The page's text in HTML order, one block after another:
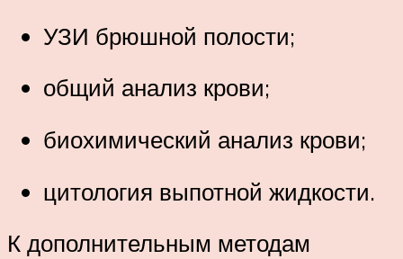
УЗИ брюшной полости;
общий анализ крови;
биохимический анализ крови;
цитология выпотной жидкости.
К дополнительным методам